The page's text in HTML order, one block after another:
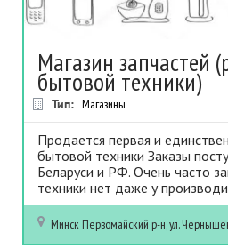
Магазин запчастей
бытовой техники)
Тип: Магазины
Продается первая и
бытовой техники Заказы
Беларуси и РФ. Очень часто
техники нет даже у
Минск Первомайский р-н, ул.